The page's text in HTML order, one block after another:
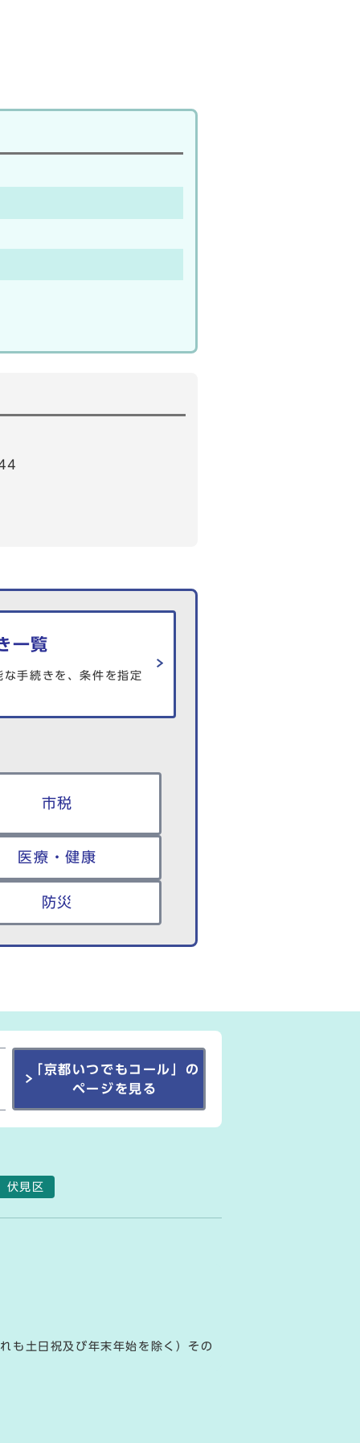
一覧
手続きを、条件を指定
市税
医療・健康
防災
「京都いつでもコール」の
ページを見る
伏見区
土日祝及び年末年始を除く）その